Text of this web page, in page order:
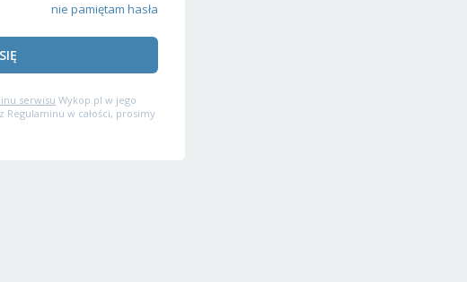
nie pamiętam hasła
serwisu Wykop.pl w jego
w całości, prosimy